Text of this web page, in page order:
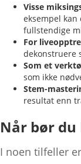
Visse
eksempel
fullstendige
For
dekonstruere
Som et
som ikke
Stem-
resultat enn
Når bør du
I noen tilfeller